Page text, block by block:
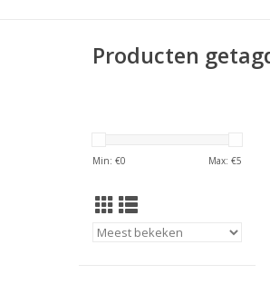
Producten
Min: €0 Max: €5